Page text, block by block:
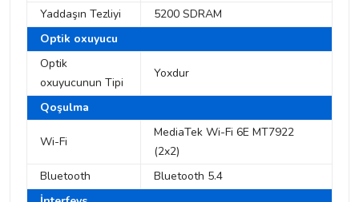
Yaddaşın Tezliyi
5200 SDRAM
Optik oxuyucu
Optik
oxuyucunun Tipi
Yoxdur
Qoşulma
Wi-Fi
MediaTek Wi-Fi 6E MT7922
(2x2)
Bluetooth
Bluetooth 5.4